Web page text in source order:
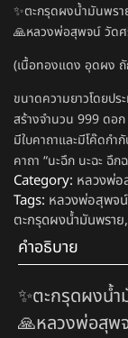
✨ตะกรุดผงน้ำมันพรา
🙏หลวงพ่อสุพจน์ วัด
(เนื้อทองแดง อุดผง ถั
ขนาดความยาวโดยป
สร้างจำนวน 999 ดอ
มีใบคาถาและมีโค๊ดก
คาถา “นะฉึก นะฉะ ฉึก
Category: หลวงพ่อ
Tags: หลวงพ่อสุพจน์
ตะกรุดผงน้ำมันพราย,
คำอธิบาย
✨ตะกรุดผงน้
🙏หลวงพ่อสุพ